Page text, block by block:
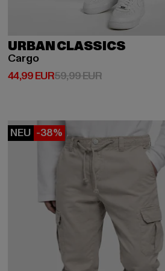
URBAN CLASSICS
Cargo
44,99 EUR
Derzeitiger Preis: 44,99 EUR
59,99 EURAktionspreis:
NEU -38%